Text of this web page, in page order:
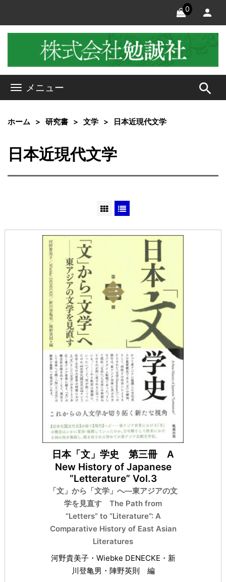
0
メニュー search
ホーム 研究書 文学 日本近現代文学
日本近現代文学
日本「文」学史 第三冊 A
New History of Japanese
“Letterature” Vol.3
「文」から「文学」へ―東アジアの文
学を見直す The Path from
“Letters” to “Literature”: A
Comparative History of East Asian
Literatures
河野貴美子・Wiebke DENECKE・新
川登亀男・陣野英則 編